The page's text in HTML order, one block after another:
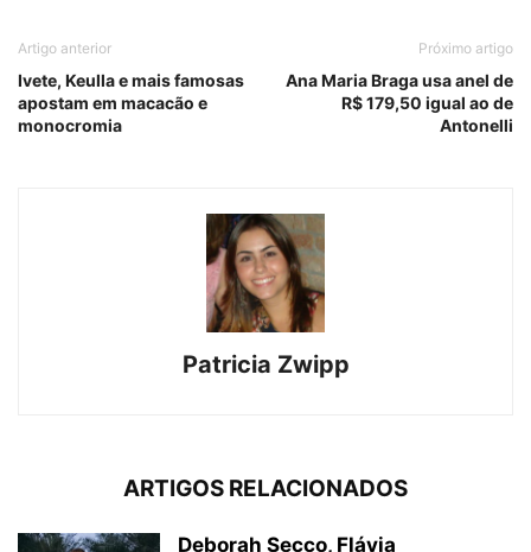
Artigo anterior
Ivete, Keulla e mais famosas
apostam em macacão e
monocromia
Próximo artigo
Ana Maria Braga usa anel de
R$ 179,50 igual ao de
Antonelli
Patricia Zwipp
ARTIGOS RELACIONADOS
Deborah Secco, Flávia